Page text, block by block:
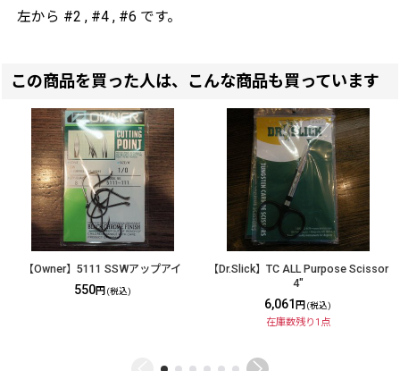
左から #2 , #4 , #6 です。
この商品を買った人は、こんな商品も買っています
【Owner】5111 SSWアップアイ
550円 (税込)
【Dr.Slick】TC ALL Purpose Scissor
4"
6,061 円 (税込)
在庫数残り1点